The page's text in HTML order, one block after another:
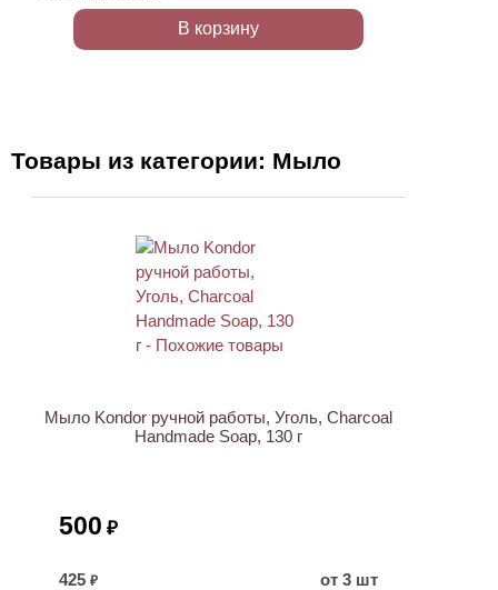
В корзину
Товары из категории: Мыло
Мыло Kondor ручной работы, Уголь, Charcoal
Handmade Soap, 130 г
500 ₽
425 ₽
от 3 шт